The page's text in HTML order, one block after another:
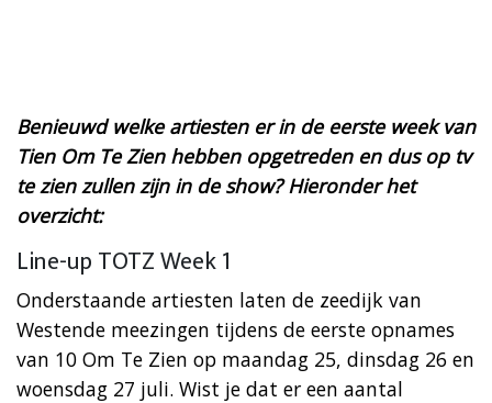
Benieuwd welke artiesten er in de eerste week van
Tien Om Te Zien hebben opgetreden en dus op tv
te zien zullen zijn in de show? Hieronder het
overzicht:
Line-up TOTZ Week 1
Onderstaande artiesten laten de zeedijk van
Westende meezingen tijdens de eerste opnames
van 10 Om Te Zien op maandag 25, dinsdag 26 en
woensdag 27 juli. Wist je dat er een aantal